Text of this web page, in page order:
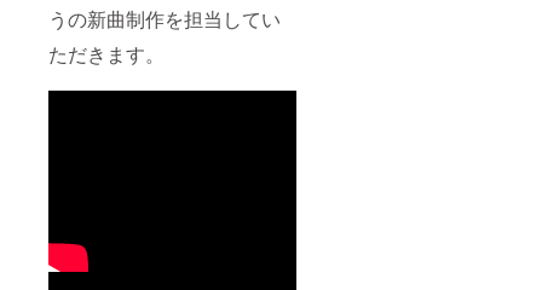
うの新曲制作を担当してい
ただきます。